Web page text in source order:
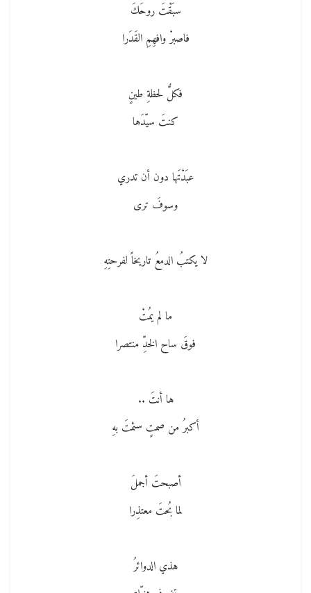
سبَقْتَ روحَكَ
فاصبرْ وافهِمِ القَدَرا
فكلُّ لحظةِ طينٍ
كنتَ سيّدَها
عبَدْتَها دون أن تدري
وسوفَ ترى
لا يكتبُ الدمعُ تاريخاً لفرحتِهِ
ما لم يمُتْ
فوقَ ساح الخدِّ منتصرا
ها أنتَ ..
أكبرُ من صمتٍ سئمتَ بهِ
أصبحتَ أجملَ
لما بُحتَ معتذِرا
هذي الدوائرُ